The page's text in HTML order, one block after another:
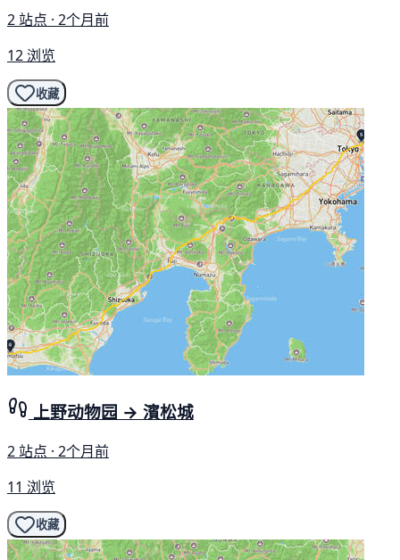
2 站点 · 2个月前
12 浏览
收藏
上野动物园 → 濱松城
2 站点 · 2个月前
11 浏览
收藏